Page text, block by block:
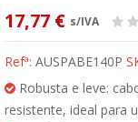
17,77 € s/IVA
Refª: AUSPABE140P
Robusta e leve:
resistente, ideal para